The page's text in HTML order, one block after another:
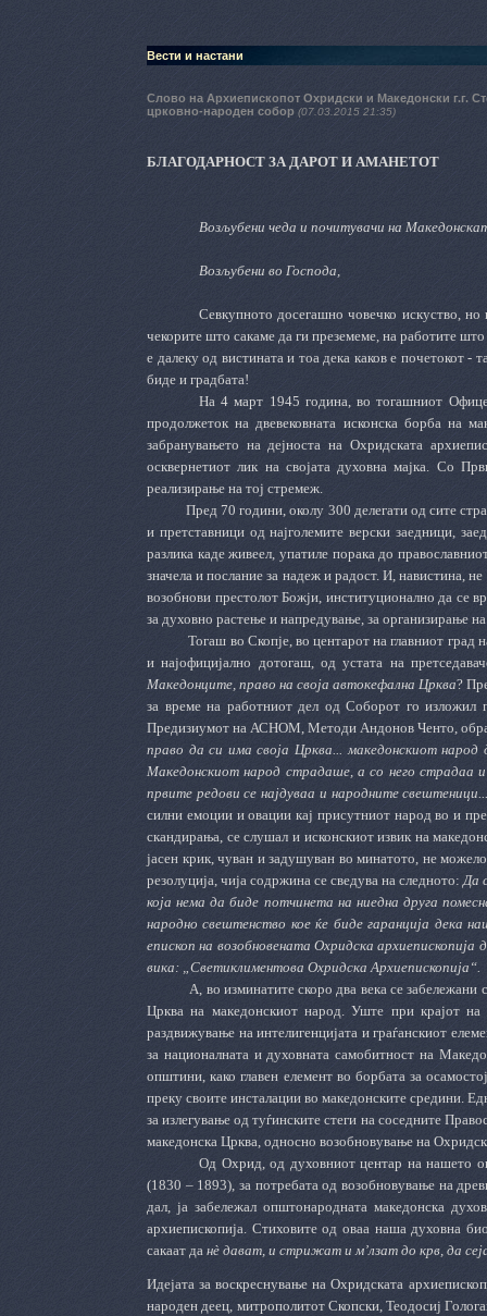
Вести и настани
Слово на Архиепископот Охридски и Македонски г.г.
црковно-народен собор (07.03.2015 21:35)
БЛАГОДАРНОСТ ЗА ДАРОТ И АМАНЕТОТ
Возљубени чеда и почитувачи на
Возљубени во Господа,
Севкупното досегашно човечко искуство, но
чекорите што сакаме да ги преземеме, на работите
е далеку од вистината и тоа дека каков е почетокот -
биде и градбата!
На 4 март 1945 година, во тогашниот
продолжеток на двевековната исконска борба на
забранувањето на дејноста на Охридската
осквернетиот лик на својата духовна мајка. Со
реализирање на тој стремеж.
Пред 70 години, околу 300 делегати од сите
и претставници од најголемите верски заедници,
разлика каде живеел, упатиле порака до
значела и послание за надеж и радост. И, навистина,
возобнови престолот Божји, институционално да се
за духовно растење и напредување, за организирање
Тогаш во Скопје, во центарот на главниот
и најофицијално дотогаш, од устата на
Македонците, право на своја автокефална Црква?
за време на работниот дел од Соборот го изложил
Предизиумот на АСНОМ, Методи Андонов Ченто,
право да си има своја Црква... македонскиот
Македонскиот народ страдаше, а со него страдаа
првите редови се најдуваа и народните
силни емоции и овации кај присутниот народ во и
скандирања, се слушал и исконскиот извик на
јасен крик, чуван и задушуван во минатото, не
резолуција, чија содржина се сведува на следното:Да
која нема да биде потчинета на ниедна друга
народно свештенство кое ќе биде гаранција дека
епископ на возобновената Охридска
вика: „Светиклиментова Охридска Архиепископија“.
А, во изминатите скоро два века се
Црква на македонскиот народ. Уште при крајот на
раздвижување на интелигенцијата и граѓанскиот
за националната и духовната самобитност на
општини, како главен елемент во борбата за
преку своите инсталации во македонските средини.
за излегување од туѓинските стеги на соседните
македонска Црква, односно возобновување на
Од Охрид, од духовниот центар на нашето
(1830 – 1893), за потребата од возобновување на
дал, ја забележал општонародната македонска
архиепископија. Стиховите од оваа наша духовна
сакаат да нѐ дават, и стрижат и м’лзат до крв, да
Идејата за воскреснување на Охридската
народен деец, митрополитот Скопски, Теодосиј